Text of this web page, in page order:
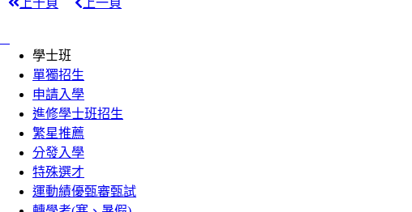
上十頁 上一頁
學士班
單獨招生
申請入學
進修學士班招生
繁星推薦
分發入學
特殊選才
運動績優甄審甄試